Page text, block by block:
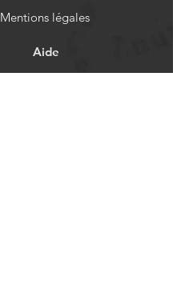
Mentions légales
Aide